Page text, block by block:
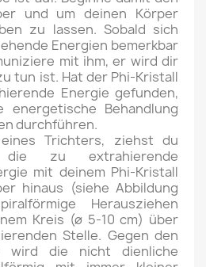
und um deinen Körper
zu lassen. Sobald sich
Energien bemerkbar
mit ihm, er wird dir
tun ist. Hat der Phi-Kristall
Energie gefunden,
energetische Behandlung
durchführen.
Trichters, ziehst du
die zu extrahierende
mit deinem Phi-Kristall
hinaus (siehe Abbildung
Herausziehen
Kreis (ø 5-10 cm) über
Stelle. Gegen den
wird die nicht dienliche